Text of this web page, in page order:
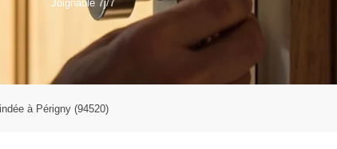
Joignable 7j/7
à Périgny (94520)